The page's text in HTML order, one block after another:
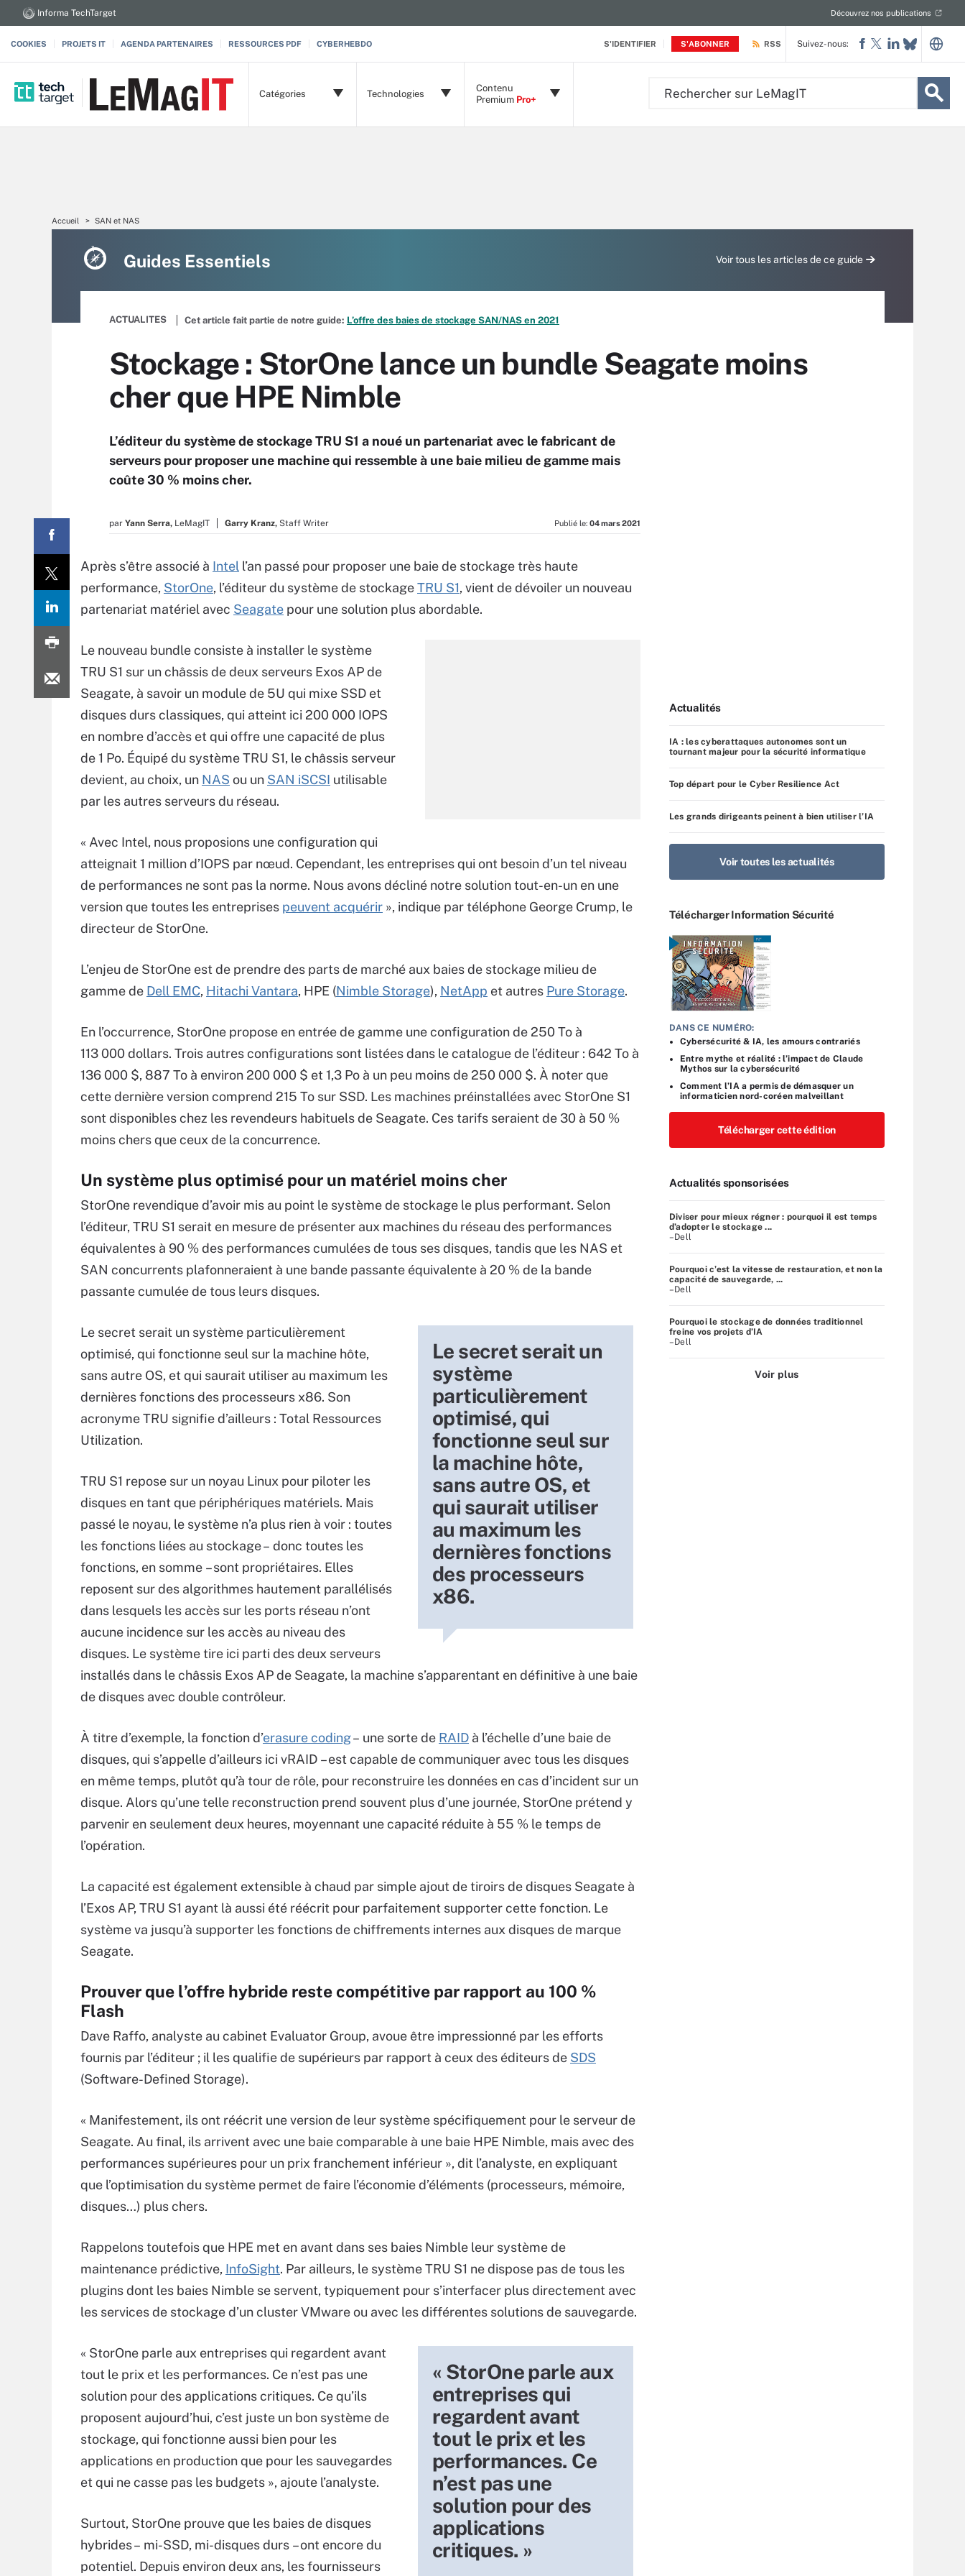
S'IDENTIFIER S'ABONNER
Informa TechTarget Découvrez nos publications
COOKIES PROJETS IT AGENDA PARTENAIRES RESSOURCES PDF CYBERHEBDO RSS
Catégories Technologies
Contenu
Premium Pro+
Suivez-nous:
Accueil SAN et NAS
Guides Essentiels Voir tous les articles de ce guide
ACTUALITES Cet article fait partie de notre guide: L’offre des baies de stockage SAN/NAS en 2021
Stockage : StorOne lance un bundle Seagate moins
cher que HPE Nimble
L’éditeur du système de stockage TRU S1 a noué un partenariat avec le fabricant de
serveurs pour proposer une machine qui ressemble à une baie milieu de gamme mais
coûte 30 % moins cher.
par Yann Serra, LeMagIT Garry Kranz, Staff Writer Publié le: 04 mars 2021
Après s’être associé à Intel l’an passé pour proposer une baie de stockage très haute
performance, StorOne, l’éditeur du système de stockageTRU S1, vient de dévoiler un nouveau
partenariat matériel avec Seagate pour une solution plus abordable.
Le nouveau bundle consiste à installer le système
TRU S1 sur un châssis de deux serveurs Exos AP de
Seagate, à savoir un module de 5U qui mixe SSD et
disques durs classiques, qui atteint ici 200 000 IOPS
en nombre d’accès et qui offre une capacité de plus
de 1 Po. Équipé du système TRU S1, le châssis serveur
devient, au choix, un NAS ou un SAN iSCSI utilisable
par les autres serveurs du réseau.
« Avec Intel, nous proposions une configuration qui
atteignait 1 million d’IOPS par nœud. Cependant, les entreprises qui ont besoin d’un tel niveau
de performances ne sont pas la norme. Nous avons décliné notre solution tout-en-un en une
version que toutes les entreprises peuvent acquérir », indique par téléphone George Crump, le
directeur de StorOne.
L’enjeu de StorOne est de prendre des parts de marché aux baies de stockage milieu de
gamme de Dell EMC, Hitachi Vantara, HPE (Nimble Storage), NetApp et autres Pure Storage.
En l’occurrence, StorOne propose en entrée de gamme une configuration de 250 To à
113 000 dollars. Trois autres configurations sont listées dans le catalogue de l’éditeur : 642 To à
136 000 $, 887 To à environ 200 000 $ et 1,3 Po à un peu moins de 250 000 $. À noter que
cette dernière version comprend 215 To sur SSD. Les machines préinstallées avec StorOne S1
sont disponibles chez les revendeurs habituels de Seagate. Ces tarifs seraient de 30 à 50 %
moins chers que ceux de la concurrence.
Un système plus optimisé pour un matériel moins cher
StorOne revendique d’avoir mis au point le système de stockage le plus performant. Selon
l’éditeur, TRU S1 serait en mesure de présenter aux machines du réseau des performances
équivalentes à 90 % des performances cumulées de tous ses disques, tandis que les NAS et
SAN concurrents plafonneraient à une bande passante équivalente à 20 % de la bande
passante cumulée de tous leurs disques.
Le secret serait un
système
particulièrement
optimisé, qui
fonctionne seul sur
la machine hôte,
sans autre OS, et
qui saurait utiliser
au maximum les
dernières fonctions
des processeurs
x86.
Le secret serait un système particulièrement
optimisé, qui fonctionne seul sur la machine hôte,
sans autre OS, et qui saurait utiliser au maximum les
dernières fonctions des processeurs x86. Son
acronyme TRU signifie d’ailleurs : Total Ressources
Utilization.
TRU S1 repose sur un noyau Linux pour piloter les
disques en tant que périphériques matériels. Mais
passé le noyau, le système n’a plus rien à voir : toutes
les fonctions liées au stockage – donc toutes les
fonctions, en somme – sont propriétaires. Elles
reposent sur des algorithmes hautement parallélisés
dans lesquels les accès sur les ports réseau n’ont
aucune incidence sur les accès au niveau des
disques. Le système tire ici parti des deux serveurs
installés dans le châssis Exos AP de Seagate, la machine s’apparentant en définitive à une baie
de disques avec double contrôleur.
À titre d’exemple, la fonction d’erasure coding– une sorte de RAID à l’échelle d’une baie de
disques, qui s’appelle d’ailleurs ici vRAID – est capable de communiquer avec tous les disques
en même temps, plutôt qu’à tour de rôle, pour reconstruire les données en cas d’incident sur un
disque. Alors qu’une telle reconstruction prend souvent plus d’une journée, StorOne prétend y
parvenir en seulement deux heures, moyennant une capacité réduite à 55 % le temps de
l’opération.
La capacité est également extensible à chaud par simple ajout de tiroirs de disques Seagate à
l’Exos AP, TRU S1 ayant là aussi été réécrit pour parfaitement supporter cette fonction. Le
système va jusqu’à supporter les fonctions de chiffrements internes aux disques de marque
Seagate.
Prouver que l’offre hybride reste compétitive par rapport au 100 %
Flash
Dave Raffo, analyste au cabinet Evaluator Group, avoue être impressionné par les efforts
fournis par l’éditeur ; il les qualifie de supérieurs par rapport à ceux des éditeurs de SDS
(Software-Defined Storage).
« Manifestement, ils ont réécrit une version de leur système spécifiquement pour le serveur de
Seagate. Au final, ils arrivent avec une baie comparable à une baie HPE Nimble, mais avec des
performances supérieures pour un prix franchement inférieur », dit l’analyste, en expliquant
que l’optimisation du système permet de faire l’économie d’éléments (processeurs, mémoire,
disques…) plus chers.
Rappelons toutefois que HPE met en avant dans ses baies Nimble leur système de
maintenance prédictive, InfoSight. Par ailleurs, le système TRU S1 ne dispose pas de tous les
plugins dont les baies Nimble se servent, typiquement pour s’interfacer plus directement avec
les services de stockage d’un cluster VMware ou avec les différentes solutions de sauvegarde.
« StorOne parle aux
entreprises qui
regardent avant
tout le prix et les
performances. Ce
n’est pas une
solution pour des
applications
critiques. »
« StorOne parle aux entreprises qui regardent avant
tout le prix et les performances. Ce n’est pas une
solution pour des applications critiques. Ce qu’ils
proposent aujourd’hui, c’est juste un bon système de
stockage, qui fonctionne aussi bien pour les
applications en production que pour les sauvegardes
et qui ne casse pas les budgets », ajoute l’analyste.
Surtout, StorOne prouve que les baies de disques
hybrides – mi-SSD, mi-disques durs – ont encore du
potentiel. Depuis environ deux ans, les fournisseurs
Actualités
IA : les cyberattaques autonomes sont un
tournant majeur pour la sécurité informatique
Top départ pour le Cyber Resilience Act
Les grands dirigeants peinent à bien utiliser l’IA
Voir toutes les actualités
Télécharger Information Sécurité
DANS CE NUMÉRO:
Cybersécurité & IA, les amours contrariés
Entre mythe et réalité : l’impact de Claude
Mythos sur la cybersécurité
Comment l’IA a permis de démasquer un
informaticien nord-coréen malveillant
Télécharger cette édition
Actualités sponsorisées
Diviser pour mieux régner : pourquoi il est temps
d’adopter le stockage ...
–Dell
Pourquoi c’est la vitesse de restauration, et non la
capacité de sauvegarde, ...
–Dell
Pourquoi le stockage de données traditionnel
freine vos projets d’IA
–Dell
Voir plus